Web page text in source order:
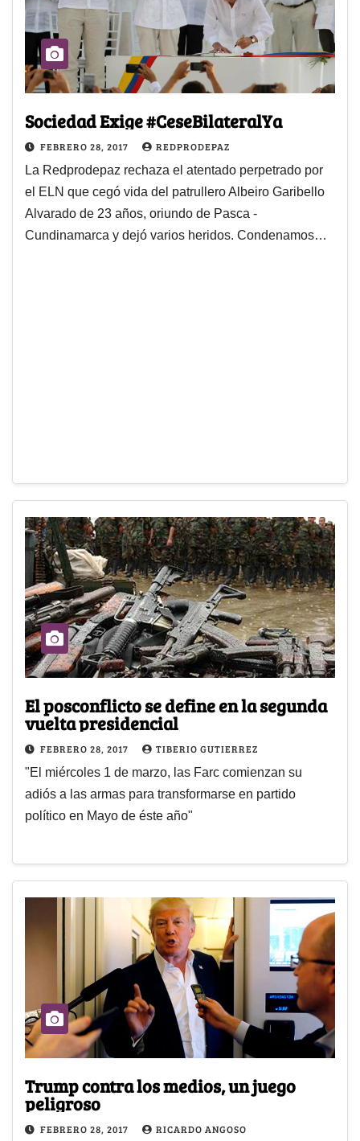
Sociedad Exige #CeseBilateralYa
FEBRERO 28, 2017 REDPRODEPAZ
La Redprodepaz rechaza el atentado perpetrado por
el ELN que cegó vida del patrullero Albeiro Garibello
Alvarado de 23 años, oriundo de Pasca -
Cundinamarca y dejó varios heridos. Condenamos…
El posconflicto se define en la segunda
vuelta presidencial
FEBRERO 28, 2017 TIBERIO GUTIERREZ
"El miércoles 1 de marzo, las Farc comienzan su
adiós a las armas para transformarse en partido
político en Mayo de éste año"
Trump contra los medios, un juego
peligroso
FEBRERO 28, 2017 RICARDO ANGOSO